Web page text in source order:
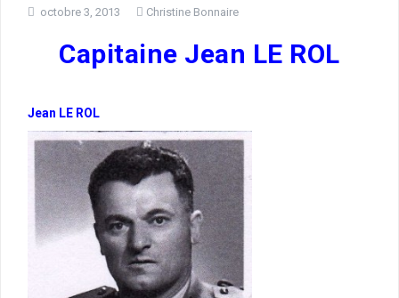
des Fleurs de Plouharnel
2026: Rénovation d’une tombe dans le
octobre 3, 2013 Christine Bonnaire
Capitaine Jean LE ROL
Jean LE ROL